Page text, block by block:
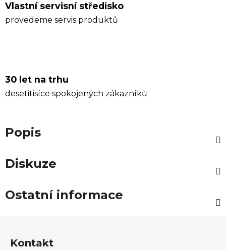
Vlastní servisní středisko
provedeme servis produktů
30 let na trhu
desetitisíce spokojených zákazníků
Popis
Diskuze
Ostatní informace
Kontakt